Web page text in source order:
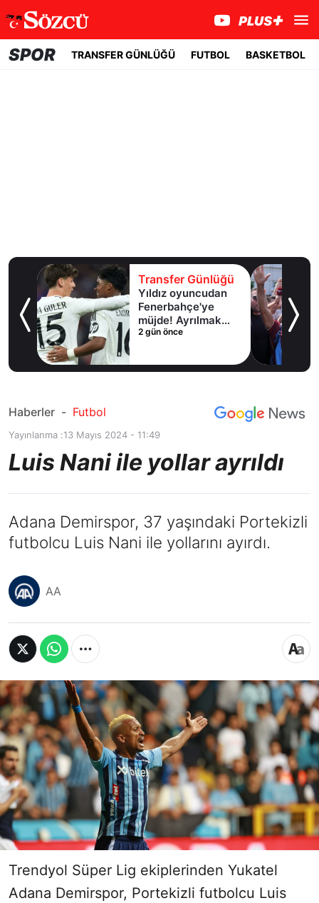
SPOR TRANSFER GÜNLÜĞÜ FUTBOL BASKETBOL
Transfer Günlüğü
Yıldız oyuncudan
Fenerbahçe'ye
müjde! Ayrılmak
istiyor
2 gün önce
Haberler - Futbol
Yayınlanma :13 Mayıs 2024 - 11:49
Luis Nani ile yollar ayrıldı
Adana Demirspor, 37 yaşındaki Portekizli
futbolcu Luis Nani ile yollarını ayırdı.
AA
Trendyol Süper Lig ekiplerinden Yukatel
Adana Demirspor, Portekizli futbolcu Luis